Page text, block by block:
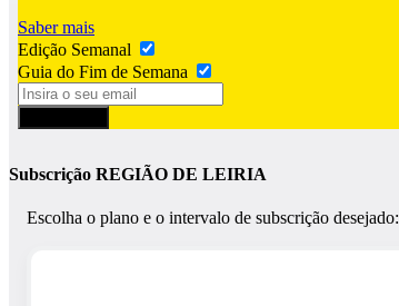
Saber mais
Edição Semanal
Guia do Fim de Semana
Subscrição REGIÃO DE LEIRIA
Escolha o plano e o intervalo de subscrição desejado: